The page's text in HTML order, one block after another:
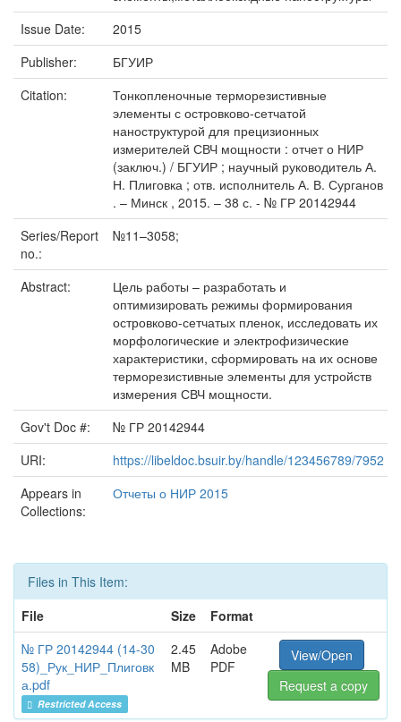
Issue Date:
2015
Publisher:
БГУИР
Citation:
Тонкопленочные терморезистивные
элементы с островково-сетчатой
наноструктурой для прецизионных
измерителей СВЧ мощности : отчет о НИР
(заключ.) / БГУИР ; научный руководитель А.
Н. Плиговка ; отв. исполнитель А. В. Сурганов
. – Минск , 2015. – 38 с. - № ГР 20142944
Series/Report
no.:
№11–3058;
Abstract:
Цель работы – разработать и
оптимизировать режимы формирования
островково-сетчатых пленок, исследовать их
морфологические и электрофизические
характеристики, сформировать на их основе
терморезистивные элементы для устройств
измерения СВЧ мощности.
Gov't Doc #:
№ ГР 20142944
URI:
https://libeldoc.bsuir.by/handle/123456789/7952
Appears in
Collections:
Отчеты о НИР 2015
Files in This Item:
File
Size
Format
№ ГР 20142944 (14-30
58)_Рук_НИР_Плиговк
а.pdf
Restricted Access
2.45
MB
Adobe
PDF
View/Open
Request a copy